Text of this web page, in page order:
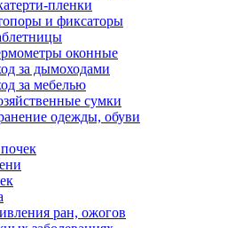
пленки
и фиксаторы
оконные
за дымоходами
за мебелью
сумки
одежды, обуви
ран, ожогов